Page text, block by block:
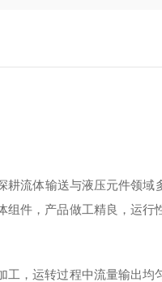
流体输送与液压元件领
件，产品做工精良，运行
，运转过程中流量输出均